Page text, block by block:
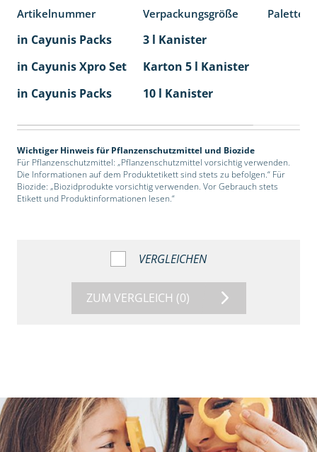
Artikelnummer Verpackungsgröße
in Cayunis Packs
3 l Kanister
in Cayunis Xpro Set
Karton 5 l Kanister
in Cayunis Packs
10 l Kanister
Wichtiger Hinweis für Pflanzenschutzmittel und Biozide
Für Pflanzenschutzmittel: „Pflanzenschutzmittel vorsichtig verwenden.
Die Informationen auf dem Produktetikett sind stets zu befolgen.“ Für
Biozide: „Biozidprodukte vorsichtig verwenden. Vor Gebrauch stets
Etikett und Produktinformationen lesen.“
VERGLEICHEN
ZUM VERGLEICH (0)